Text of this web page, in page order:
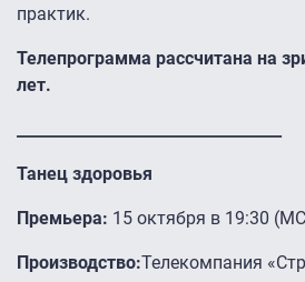
практик.
Телепрограмма рассчитана на
лет.
Танец здоровья
Премьера: 15 октября в 19:30
Производство:Телекомпания